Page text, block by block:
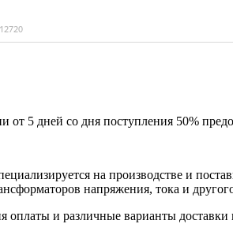
от 5 дней со дня поступления 50%
на производстве и
напряжения, тока и
оплаты и различные варианты доставки